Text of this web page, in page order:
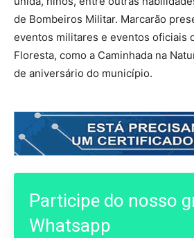
de Bombeiros Militar. Marcarão
eventos militares e eventos oficiais
Floresta, como a Caminhada na
de aniversário do município.
Participe do nosso
Whatsapp